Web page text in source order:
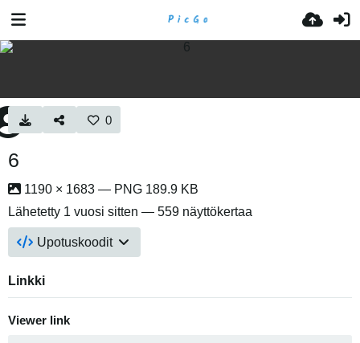
0
6
1190 × 1683 — PNG 189.9 KB
Lähetetty 1 vuosi sitten — 559 näyttökertaa
Upotuskoodit
Linkki
Viewer link